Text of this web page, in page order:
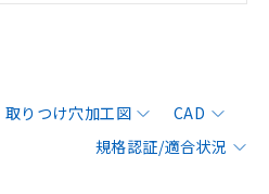
取りつけ穴加工図
CAD
規格認証/適合状況